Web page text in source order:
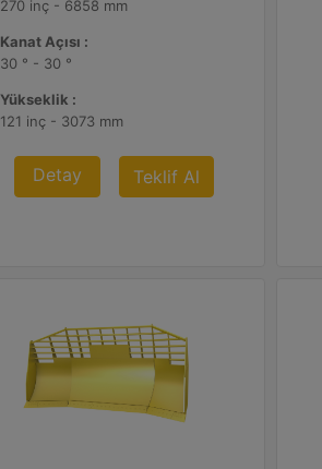
270 inç - 6858 mm
Kanat Açısı :
30 ° - 30 °
Yükseklik :
121 inç - 3073 mm
Detay Teklif Al